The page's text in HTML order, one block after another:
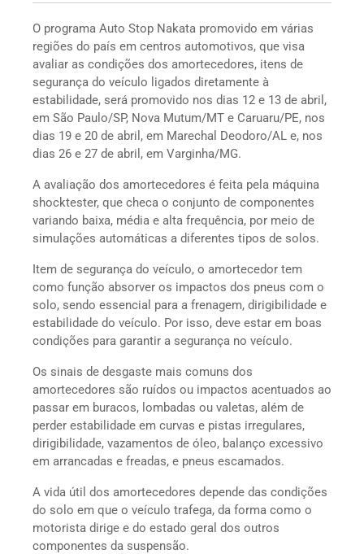
O programa Auto Stop Nakata promovido em várias
regiões do país em centros automotivos, que visa
avaliar as condições dos amortecedores, itens de
segurança do veículo ligados diretamente à
estabilidade, será promovido nos dias 12 e 13 de abril,
em São Paulo/SP, Nova Mutum/MT e Caruaru/PE, nos
dias 19 e 20 de abril, em Marechal Deodoro/AL e, nos
dias 26 e 27 de abril, em Varginha/MG.
A avaliação dos amortecedores é feita pela máquina
shocktester, que checa o conjunto de componentes
variando baixa, média e alta frequência, por meio de
simulações automáticas a diferentes tipos de solos.
Item de segurança do veículo, o amortecedor tem
como função absorver os impactos dos pneus com o
solo, sendo essencial para a frenagem, dirigibilidade e
estabilidade do veículo. Por isso, deve estar em boas
condições para garantir a segurança no veículo.
Os sinais de desgaste mais comuns dos
amortecedores são ruídos ou impactos acentuados ao
passar em buracos, lombadas ou valetas, além de
perder estabilidade em curvas e pistas irregulares,
dirigibilidade, vazamentos de óleo, balanço excessivo
em arrancadas e freadas, e pneus escamados.
A vida útil dos amortecedores depende das condições
do solo em que o veículo trafega, da forma como o
motorista dirige e do estado geral dos outros
componentes da suspensão.